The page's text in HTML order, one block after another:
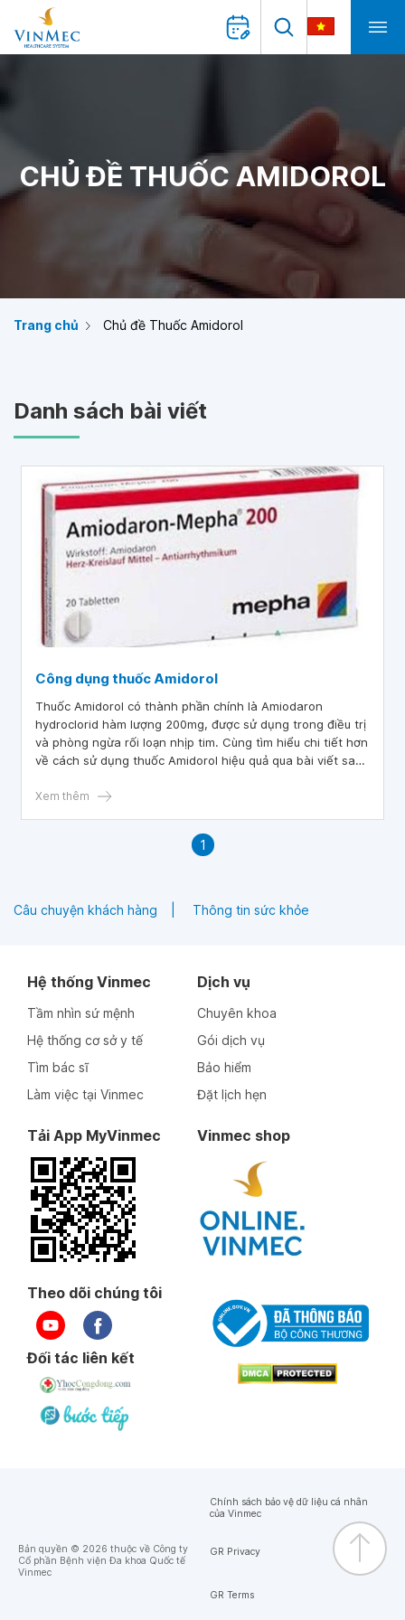
CHỦ ĐỀ THUỐC AMIDOROL
Trang chủ Chủ đề Thuốc Amidorol
Danh sách bài viết
Công dụng thuốc Amidorol
Thuốc Amidorol có thành phần chính là Amiodaron
hydroclorid hàm lượng 200mg, được sử dụng trong điều trị
và phòng ngừa rối loạn nhịp tim. Cùng tìm hiểu chi tiết hơn
về cách sử dụng thuốc Amidorol hiệu quả qua bài viết sau
Xem thêm
1
Câu chuyện khách hàng Thông tin sức khỏe
Hệ thống Vinmec
Tầm nhìn sứ mệnh
Hệ thống cơ sở y tế
Tìm bác sĩ
Làm việc tại Vinmec
Dịch vụ
Chuyên khoa
Gói dịch vụ
Bảo hiểm
Đặt lịch hẹn
Tải App MyVinmec Vinmec shop
Theo dõi chúng tôi
Đối tác liên kết
Bản quyền © 2026 thuộc về Công ty
Cổ phần Bệnh viện Đa khoa Quốc tế
Vinmec
Chính sách bảo vệ dữ liệu cá nhân
của Vinmec
GR Privacy
GR Terms